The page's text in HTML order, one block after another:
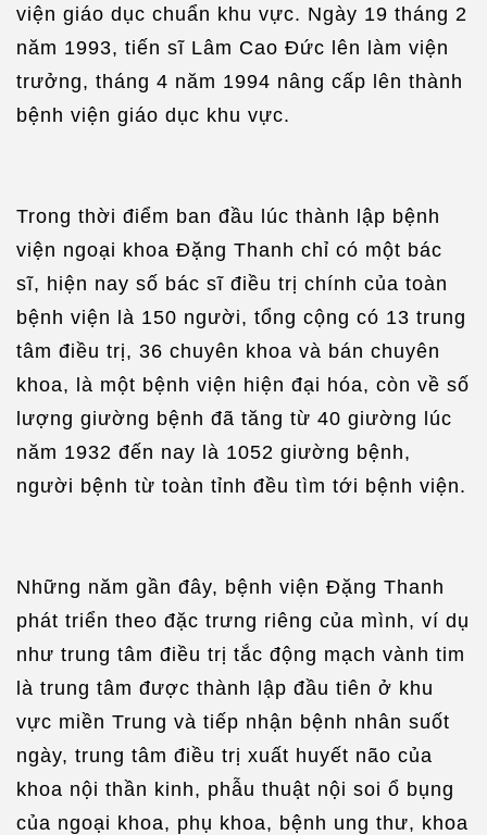
viện giáo dục chuẩn khu vực. Ngày 19 tháng 2
năm 1993, tiến sĩ Lâm Cao Đức lên làm viện
trưởng, tháng 4 năm 1994 nâng cấp lên thành
bệnh viện giáo dục khu vực.
Trong thời điểm ban đầu lúc thành lập bệnh
viện ngoại khoa Đặng Thanh chỉ có một bác
sĩ, hiện nay số bác sĩ điều trị chính của toàn
bệnh viện là 150 người, tổng cộng có 13 trung
tâm điều trị, 36 chuyên khoa và bán chuyên
khoa, là một bệnh viện hiện đại hóa, còn về số
lượng giường bệnh đã tăng từ 40 giường lúc
năm 1932 đến nay là 1052 giường bệnh,
người bệnh từ toàn tỉnh đều tìm tới bệnh viện.
Những năm gần đây, bệnh viện Đặng Thanh
phát triển theo đặc trưng riêng của mình, ví dụ
như trung tâm điều trị tắc động mạch vành tim
là trung tâm được thành lập đầu tiên ở khu
vực miền Trung và tiếp nhận bệnh nhân suốt
ngày, trung tâm điều trị xuất huyết não của
khoa nội thần kinh, phẫu thuật nội soi ổ bụng
của ngoại khoa, phụ khoa, bệnh ung thư, khoa